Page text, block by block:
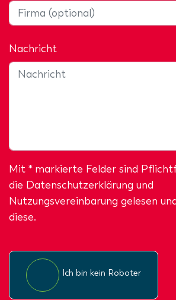
Nachricht
Mit * markierte Felder sind
die Datenschutzerklärung und
Nutzungsvereinbarung gelesen
diese.
Ich bin kein Roboter